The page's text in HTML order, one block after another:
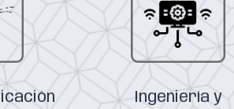
Ingeniería y